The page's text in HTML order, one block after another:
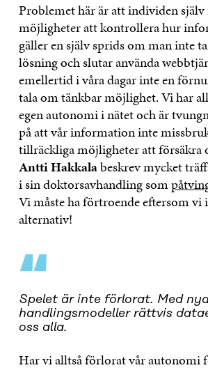
Problemet här är att individen
möjligheter att kontrollera hur
gäller en själv sprids om man inte
lösning och slutar använda
emellertid i våra dagar inte en
tala om tänkbar möjlighet. Vi har
egen autonomi i nätet och är
på att vår information inte
tillräckliga möjligheter att försäkra
Antti Hakkalabeskrev mycket
i sin doktorsavhandling som
Vi måste ha förtroende eftersom vi
alternativ!
“
Spelet är inte förlorat. Med
handlingsmodeller rättvis
oss alla.
Har vi alltså förlorat vår autonomi